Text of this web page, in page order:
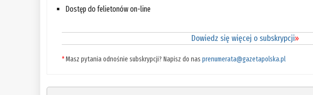
Dostęp do felietonów on-line
Dowiedz się więcej o subskrypcji»
*Masz pytania odnośnie subskrypcji? Napisz do nasprenumerata@gazetapolska.pl